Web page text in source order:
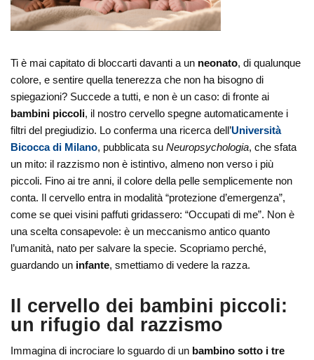
Ti è mai capitato di bloccarti davanti a un neonato, di qualunque
colore, e sentire quella tenerezza che non ha bisogno di
spiegazioni? Succede a tutti, e non è un caso: di fronte ai
bambini piccoli, il nostro cervello spegne automaticamente i
filtri del pregiudizio. Lo conferma una ricerca dell’Università
Bicocca di Milano, pubblicata suNeuropsychologia, che sfata
un mito: il razzismo non è istintivo, almeno non verso i più
piccoli. Fino ai tre anni, il colore della pelle semplicemente non
conta. Il cervello entra in modalità “protezione d’emergenza”,
come se quei visini paffuti gridassero: “Occupati di me”. Non è
una scelta consapevole: è un meccanismo antico quanto
l’umanità, nato per salvare la specie. Scopriamo perché,
guardando un infante, smettiamo di vedere la razza.
Il cervello dei bambini piccoli:
un rifugio dal razzismo
Immagina di incrociare lo sguardo di un bambino sotto i tre